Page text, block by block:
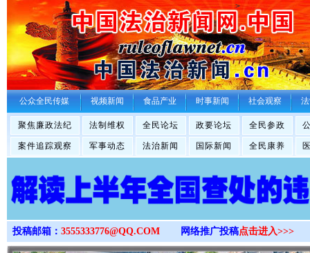
>
公众全民传媒 视频新闻 食品产业 时事新闻 社会观察
聚焦廉政法纪 法制维权 全民论坛 政要论坛 全民参政
案件追踪观察 军事动态 法治新闻 国际新闻 全民康养
投稿邮箱： 3555333776@QQ.COM 网络推广投稿点击进入>>>